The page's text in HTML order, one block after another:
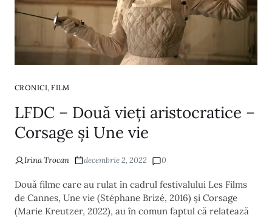
CRONICI,FILM
LFDC – Două vieți aristocratice –
Corsage și Une vie
Irina Trocan decembrie 2, 2022 0
Două filme care au rulat în cadrul festivalului Les Films
de Cannes, Une vie (Stéphane Brizé, 2016) și Corsage
(Marie Kreutzer, 2022), au în comun faptul că relatează